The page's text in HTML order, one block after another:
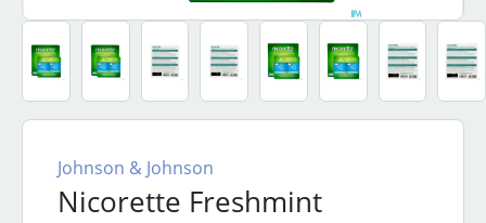
Nicorette Freshmint
Johnson & Johnson